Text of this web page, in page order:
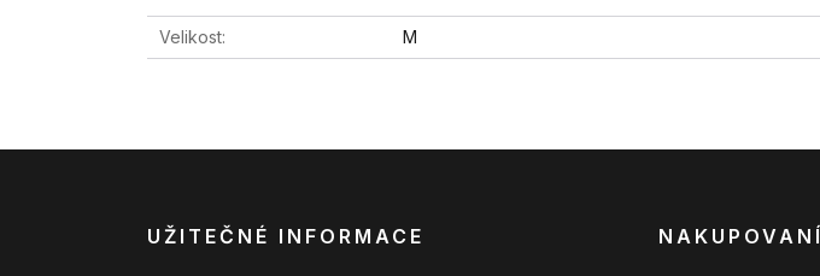
Velikost M
UŽITEČNÉ INFORMACE NAKUPOVANÍ